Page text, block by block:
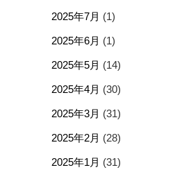
2025年7月 (1)
2025年6月 (1)
2025年5月 (14)
2025年4月 (30)
2025年3月 (31)
2025年2月 (28)
2025年1月 (31)